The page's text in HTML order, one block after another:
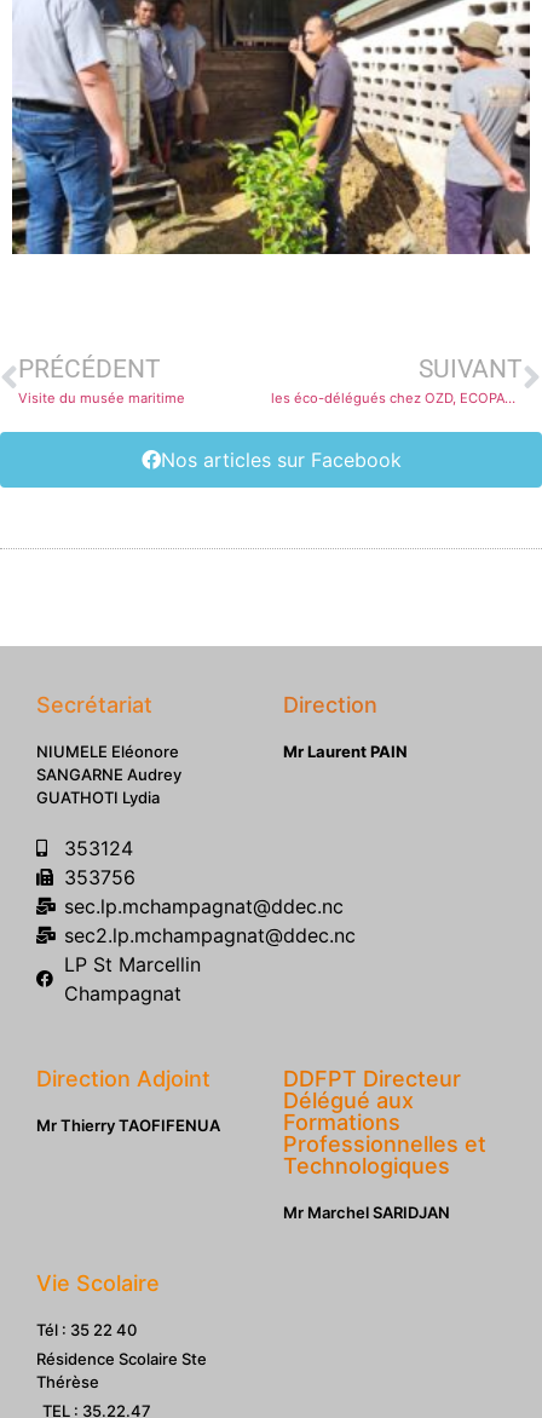
PRÉCÉDENT
Visite du musée maritime
SUIVANT
les éco-délégués chez OZD, ECOPAVEMENT et ECOTRANS
Nos articles sur Facebook
Secrétariat
NIUMELE Eléonore
SANGARNE Audrey
GUATHOTI Lydia
353124
353756
sec.lp.mchampagnat@ddec.nc
sec2.lp.mchampagnat@ddec.nc
LP St Marcellin
Champagnat
Direction
Mr Laurent PAIN
Direction Adjoint
Mr Thierry TAOFIFENUA
DDFPT Directeur
Délégué aux
Formations
Professionnelles et
Technologiques
Mr Marchel SARIDJAN
Vie Scolaire
Tél : 35 22 40
Résidence Scolaire Ste
Thérèse
TEL : 35.22.47